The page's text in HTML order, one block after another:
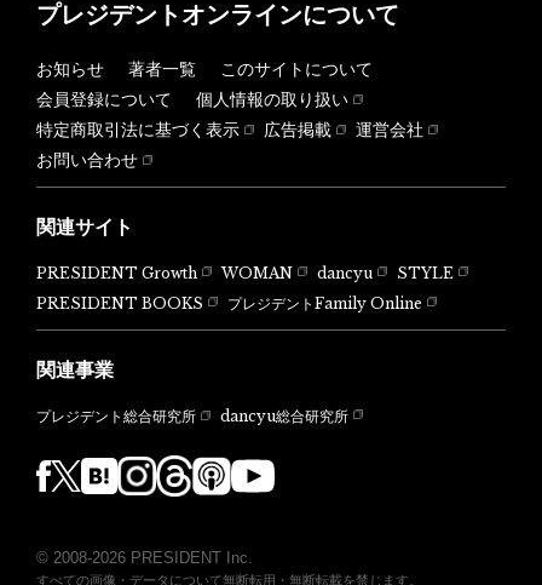
プレジデントオンラインについて
お知らせ 著者一覧
このサイトについて
会員登録について
個人情報の取り扱い
特定商取引法に基づく表示
広告掲載
運営会社
お問い合わせ
関連サイト
PRESIDENT Growth WOMAN dancyu
STYLE
PRESIDENT BOOKS
プレジデントFamily Online
関連事業
プレジデント総合研究所 dancyu総合研究所
© 2008-2026 PRESIDENT Inc.
すべての画像・データについて無断転用・無断転載を禁じます。